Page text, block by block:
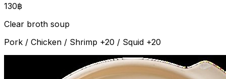
130฿
Clear broth soup
Pork / Chicken / Shrimp +20 / Squid +20